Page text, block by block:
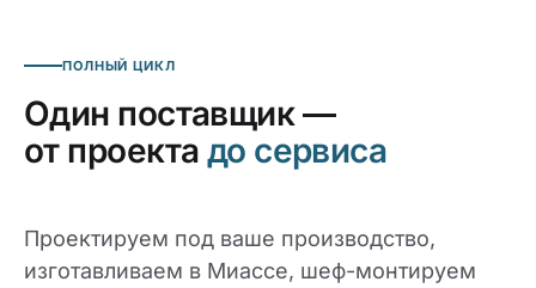
ПОЛНЫЙ ЦИКЛ
Один поставщик —
от проекта до сервиса
Проектируем под ваше производство,
изготавливаем в Миассе, шеф-монтируем